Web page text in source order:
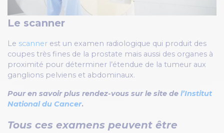
Le scanner
Le scanner est un examen radiologique qui produit des
coupes très fines de la prostate mais aussi des organes à
proximité pour déterminer l’étendue de la tumeur aux
ganglions pelviens et abdominaux.
Pour en savoir plus rendez-vous sur le site de l’Institut
National du Cancer.
Tous ces examens peuvent être